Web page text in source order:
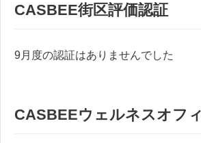
CASBEE街区評価認証
9月度の認証はありませんでした
CASBEEウェルネスオフ